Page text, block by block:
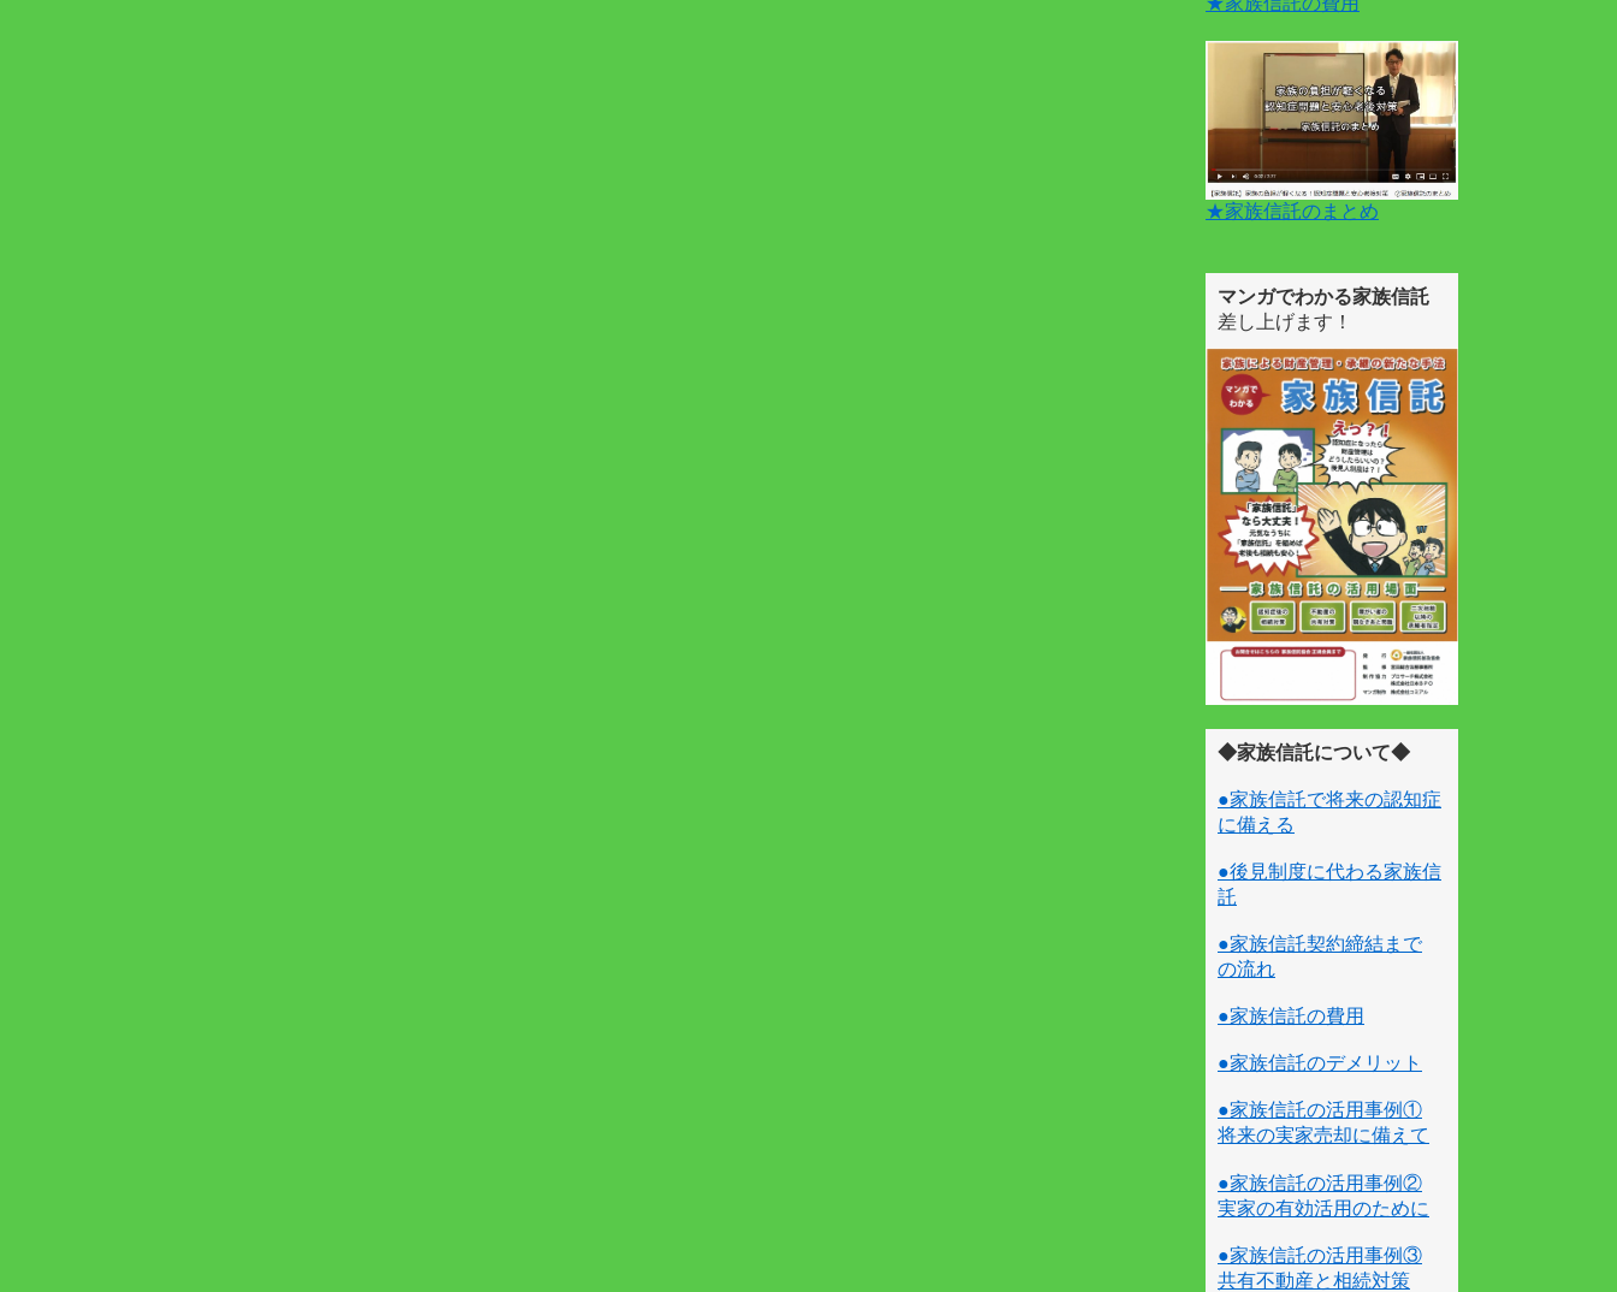
★家族信託のまとめ
マンガでわかる家族信託
差し上げます！
◆家族信託について◆
●家族信託で将来の認知症
に備える
●後見制度に代わる家族信
託
●家族信託契約締結まで
の流れ
●家族信託の費用
●家族信託のデメリット
●家族信託の活用事例①
将来の実家売却に備えて
●家族信託の活用事例②
実家の有効活用のために
●家族信託の活用事例③
共有不動産と相続対策